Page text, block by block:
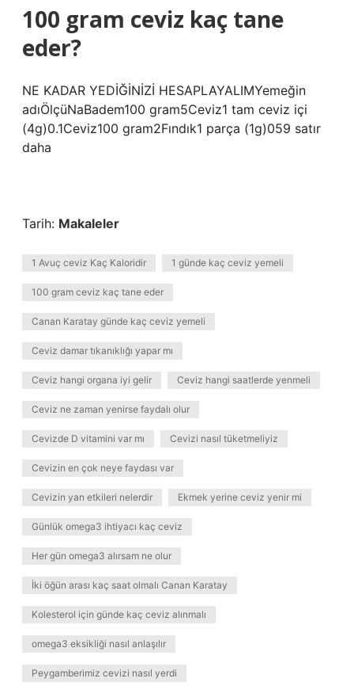
100 gram ceviz kaç tane
eder?
NE KADAR YEDİĞİNİZİ HESAPLAYALIMYemeğin
adıÖlçüNaBadem100 gram5Ceviz1 tam ceviz içi
(4g)0.1Ceviz100 gram2Fındık1 parça (1g)059 satır
daha
Tarih: Makaleler
1 Avuç ceviz Kaç Kaloridir 1 günde kaç ceviz yemeli
100 gram ceviz kaç tane eder
Canan Karatay günde kaç ceviz yemeli
Ceviz damar tıkanıklığı yapar mı
Ceviz hangi organa iyi gelir Ceviz hangi saatlerde yenmeli
Ceviz ne zaman yenirse faydalı olur
Cevizde D vitamini var mı Cevizi nasıl tüketmeliyiz
Cevizin en çok neye faydası var
Cevizin yan etkileri nelerdir Ekmek yerine ceviz yenir mi
Günlük omega3 ihtiyacı kaç ceviz
Her gün omega3 alırsam ne olur
İki öğün arası kaç saat olmalı Canan Karatay
Kolesterol için günde kaç ceviz alınmalı
omega3 eksikliği nasıl anlaşılır
Peygamberimiz cevizi nasıl yerdi